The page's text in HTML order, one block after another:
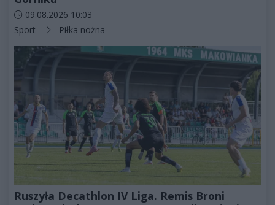
Data dodania artykułu:
09.08.2026 10:03
Kategorie artykułu:
Sport Piłka nożna
Ruszyła Decathlon IV Liga. Remis Broni